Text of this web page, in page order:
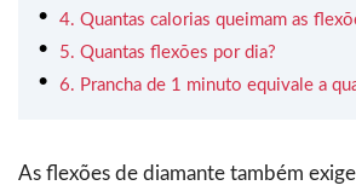
4. Quantas calorias queimam as
5. Quantas flexões por dia?
6. Prancha de 1 minuto equivale a
As flexões de diamante também